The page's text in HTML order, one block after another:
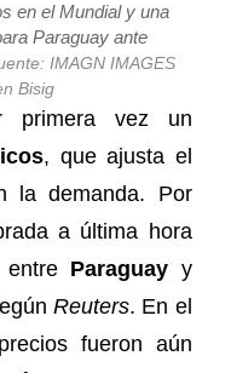
en el Mundial y una
Paraguay ante
IMAGN IMAGES
Bisig
primera vez un
, que ajusta el
la demanda. Por
a última hora
Paraguay y
Reuters. En el
fueron aún